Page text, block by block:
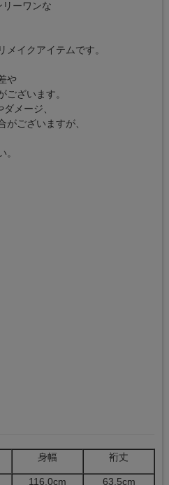
ーワンな
イクアイテムです。
や
ございます。
メージ、
がございますが、
身幅 裄丈
116.0cm 63.5cm